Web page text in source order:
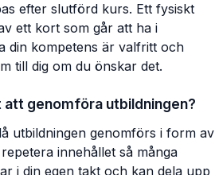
efter slutförd kurs. Ett fysiskt
ett kort som går att ha i
din kompetens är valfritt och
till dig om du önskar det.
att genomföra utbildningen?
utbildningen genomförs i form av
innehållet så många
i din egen takt och kan dela upp